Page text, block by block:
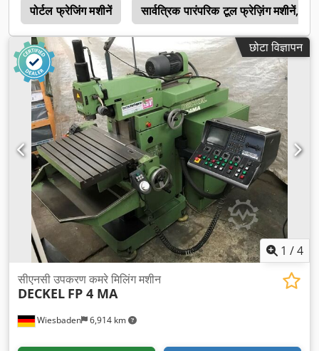
पोर्टल फ्रेजिंग मशीनें सार्वत्रिक पारंपरिक टूल फ्रेज़िंग मशीनें, 0-
छोटा विज्ञापन
1 /4
Wiesbaden 6,914 km
सीएनसी उपकरण कमरे मिलिंग मशीन
DECKEL FP 4 MA